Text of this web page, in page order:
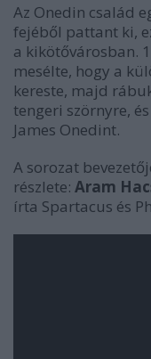
Az Onedin család
fejéből pattant ki,
a kikötővárosban.
mesélte, hogy a
kereste, majd
tengeri szörnyre,
James Onedint.
A sorozat
részlete: Aram
írta Spartacus és